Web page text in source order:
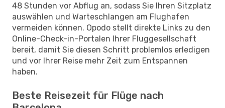
48 Stunden vor Abflug an, sodass Sie Ihren Sitzplatz
auswählen und Warteschlangen am Flughafen
vermeiden können. Opodo stellt direkte Links zu den
Online-Check-in-Portalen Ihrer Fluggesellschaft
bereit, damit Sie diesen Schritt problemlos erledigen
und vor Ihrer Reise mehr Zeit zum Entspannen
haben.
Beste Reisezeit für Flüge nach